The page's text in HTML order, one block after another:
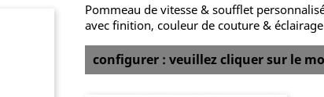
Pommeau de vitesse & soufflet
avec finition, couleur de couture &
configurer : veuillez cliquer sur le